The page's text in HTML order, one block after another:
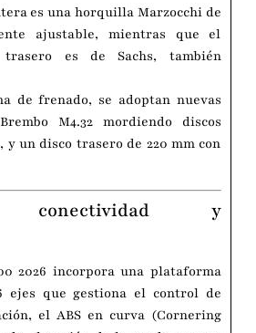
es una horquilla Marzocchi de
ajustable, mientras que el
trasero es de Sachs, también
de frenado, se adoptan nuevas
M4.32 mordiendo discos
y un disco trasero de 220 mm con
conectividad y
2026 incorpora una plataforma
que gestiona el control de
el ABS en curva (Cornering